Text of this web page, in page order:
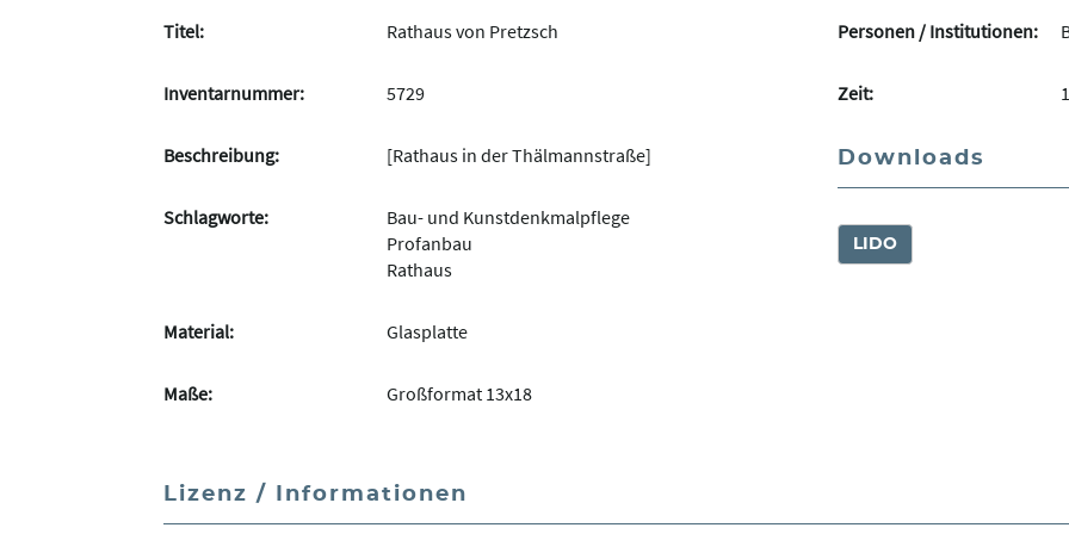
Titel: Rathaus von Pretzsch
Inventarnummer: 5729
Beschreibung: [Rathaus in der Thälmannstraße]
Schlagworte:
Bau- und Kunstdenkmalpflege
Profanbau
Rathaus
Material: Glasplatte
Maße: Großformat 13x18
Personen / Institutionen:
Zeit:
Downloads
LIDO
Lizenz / Informationen